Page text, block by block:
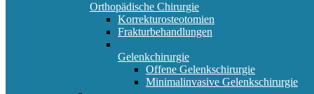
Orthopädische Chirurgie
Korrekturosteotomien
Frakturbehandlungen
Gelenkchirurgie
Offene Gelenkschirurgie
Minimalinvasive Gelenkschirurgie